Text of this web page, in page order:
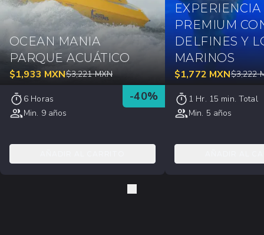
OCEAN MANIA
PARQUE ACUÁTICO
$1,933 MXN$3,221 MXN
-40%
6 Horas
Min. 9 años
EXPERIENCIA
PREMIUM
DELFINES Y
MARINOS
$1,772 MXN$3,222
1 Hr. 15 min. Total
Min. 5 años